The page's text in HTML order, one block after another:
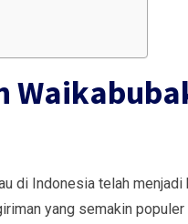
di Indonesia telah
yang semakin